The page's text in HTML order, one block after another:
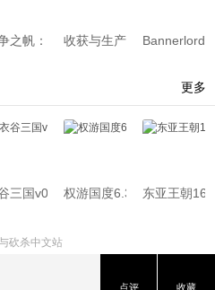
简体/繁體中文化
(Homesteads Reloaded) 简体/繁體
之帆：公元前275年【支持 1.4.5｜
收获与生产 (Harvest And
更多
砍中文站Mod管理器
三国v0.1.3.61[支持1.2.12][Demo版
权游国度6.3.3[支持1.2.12-
东亚王朝
点评 收藏
砍杀中文站